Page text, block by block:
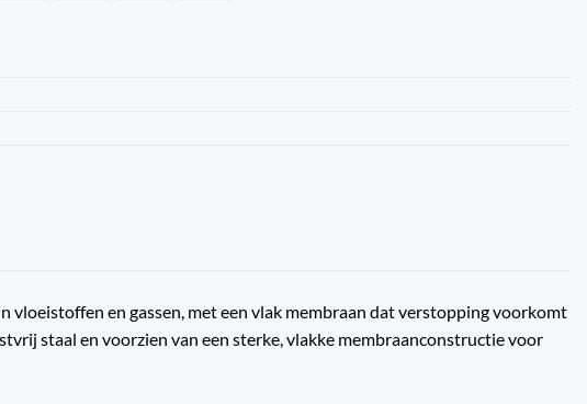
en gassen, met een vlak membraan dat verstopping voorkomt
staal en voorzien van een sterke, vlakke membraanconstructie voor